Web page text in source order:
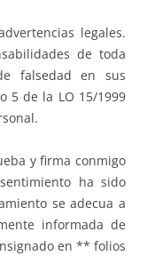
legales.
de toda
falsedad en sus
5 de la LO 15/1999
y firma conmigo
ha sido
se adecua a
informada de
en ** folios